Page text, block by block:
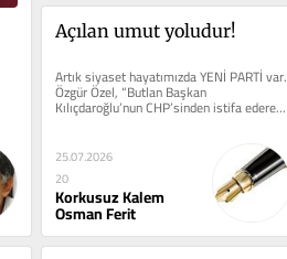
Açılan umut yoludur!
Artık siyaset hayatımızda YENİ PARTİ var.
Özgür Özel, “Butlan Başkan
Kılıçdaroğlu’nun CHP’sinden istifa ederek
Yeni Parti’yi...
25.07.2026
20
Korkusuz Kalem
Osman Ferit